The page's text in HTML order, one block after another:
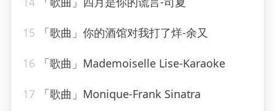
15 「歌曲」你的酒馆对我打了烊-余又
16 「歌曲」Mademoiselle Lise-Karaoke
17 「歌曲」Monique-Frank Sinatra